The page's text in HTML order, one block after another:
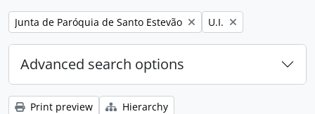
Remove filter:
Junta de Paróquia de Santo Estevão Remove filter:
U.I.
Advanced search options
Print preview
Hierarchy